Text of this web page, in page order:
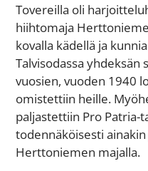
Tovereilla oli
hiihtomaja
kovalla kädellä ja
Talvisodassa yhdeksän
vuosien, vuoden 1940
omistettiin heille.
paljastettiin Pro Patria-
todennäköisesti
Herttoniemen majalla.